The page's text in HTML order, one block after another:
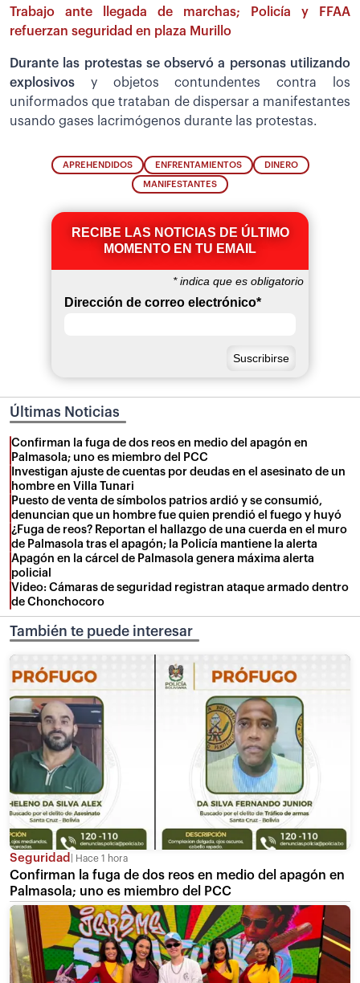
Trabajo ante llegada de marchas; Policía y FFAA
refuerzan seguridad en plaza Murillo
Durante las protestas se observó a personas utilizando
explosivos y objetos contundentes contra los
uniformados que trataban de dispersar a manifestantes
usando gases lacrimógenos durante las protestas.
APREHENDIDOS ENFRENTAMIENTOS DINERO
MANIFESTANTES
RECIBE LAS NOTICIAS DE ÚLTIMO
MOMENTO EN TU EMAIL
*indica que es obligatorio
Dirección de correo electrónico*
Últimas Noticias
Confirman la fuga de dos reos en medio del apagón en
Palmasola; uno es miembro del PCC
Investigan ajuste de cuentas por deudas en el asesinato de un
hombre en Villa Tunari
Puesto de venta de símbolos patrios ardió y se consumió,
denuncian que un hombre fue quien prendió el fuego y huyó
¿Fuga de reos? Reportan el hallazgo de una cuerda en el muro
de Palmasola tras el apagón; la Policía mantiene la alerta
Apagón en la cárcel de Palmasola genera máxima alerta
policial
Video: Cámaras de seguridad registran ataque armado dentro
de Chonchocoro
También te puede interesar
Seguridad Hace 1 hora
Confirman la fuga de dos reos en medio del apagón en
Palmasola; uno es miembro del PCC